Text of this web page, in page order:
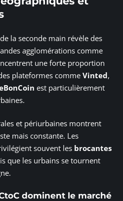
la seconde main révèle des
agglomérations comme
une forte proportion
plateformes comme Vinted,
est particulièrement
et périurbaines montrent
mais constante. Les
souvent les brocantes
que les urbains se tournent
dominent le marché